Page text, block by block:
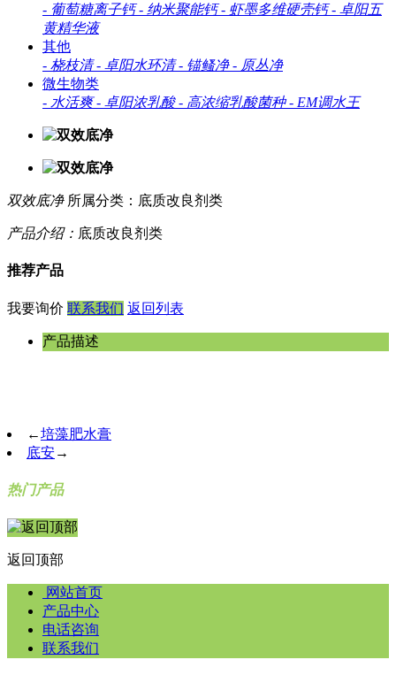
- 葡萄糖离子钙 - 纳米聚能钙 - 虾墨多维硬壳钙 - 卓阳五
黄精华液
其他
- 桡枝清 - 卓阳水环清 - 锚鳋净 - 原丛净
微生物类
- 水活爽 - 卓阳浓乳酸 - 高浓缩乳酸菌种 - EM调水王
双效底净 所属分类：底质改良剂类
产品介绍： 底质改良剂类
推荐产品
我要询价 联系我们 返回列表
产品描述
←培藻肥水膏
底安→
热门产品
返回顶部
网站首页
产品中心
电话咨询
联系我们